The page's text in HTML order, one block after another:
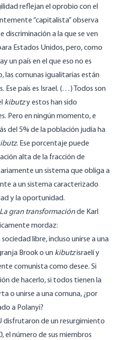
reflejan el oprobio con el
“capitalista” observa
discriminación a la que se ven
Estados Unidos, pero, como
un país en el que eso no es
las comunas igualitarias están
Ese país es Israel. (…) Todos son
kibutzy estos han sido
Pero en ningún momento, e
del 5% de la población judía ha
. Ese porcentaje puede
alta de la fracción de
un sistema que obliga a
a un sistema caracterizado
y la oportunidad.
La gran transformaciónde Karl
mordaz:
libre, incluso unirse a una
Brook o un kibutzisraelí y
comunista como desee. Si
de hacerlo, si todos tienen la
o unirse a una comuna, ¿por
a Polanyi?
disfrutaron de un resurgimiento
el número de sus miembros